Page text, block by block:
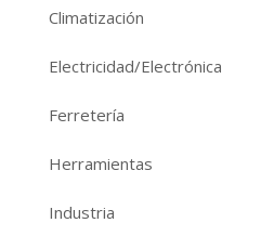
Climatización
Electricidad/Electrónica
Ferretería
Herramientas
Industria